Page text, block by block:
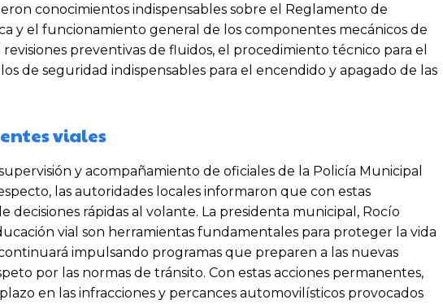
conocimientos indispensables sobre el Reglamento de
y el funcionamiento general de los componentes mecánicos de
preventivas de fluidos, el procedimiento técnico para el
de seguridad indispensables para el encendido y apagado de las
viales
y acompañamiento de oficiales de la Policía Municipal
las autoridades locales informaron que con estas
decisiones rápidas al volante. La presidenta municipal, Rocío
vial son herramientas fundamentales para proteger la vida
impulsando programas que preparen a las nuevas
por las normas de tránsito. Con estas acciones permanentes,
en las infracciones y percances automovilísticos provocados